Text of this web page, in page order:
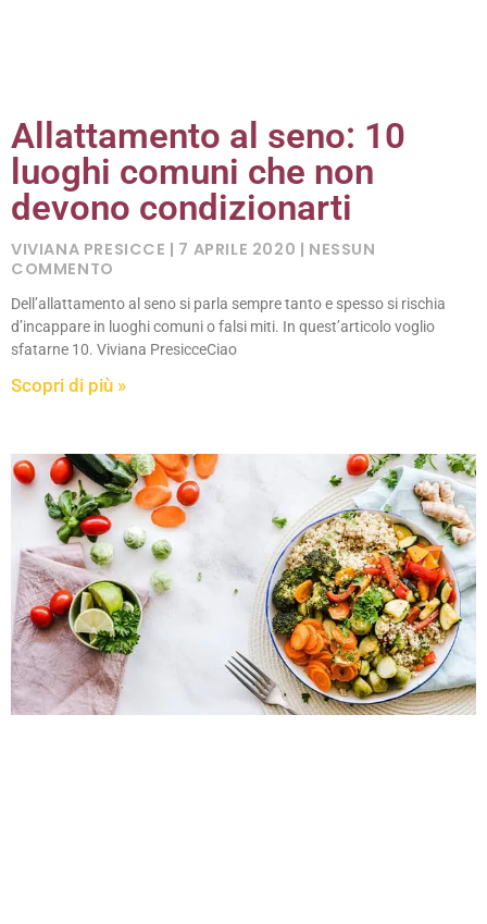
Allattamento al seno: 10
luoghi comuni che non
devono condizionarti
VIVIANA PRESICCE 7 APRILE 2020
NESSUN
COMMENTO
Dell’allattamento al seno si parla sempre tanto e spesso si rischia
d’incappare in luoghi comuni o falsi miti. In quest’articolo voglio
sfatarne 10. Viviana PresicceCiao
Scopri di più »